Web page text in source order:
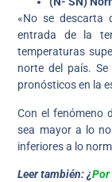
«No se descarta
entrada de la
temperaturas
norte del país.
pronósticos en la
Con el fenómeno
sea mayor a lo
inferiores a lo
Leer también: ¿Por